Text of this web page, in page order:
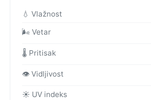
💧 Vlažnost
🌬️ Vetar
🌡️ Pritisak
👁️ Vidljivost
☀️ UV indeks